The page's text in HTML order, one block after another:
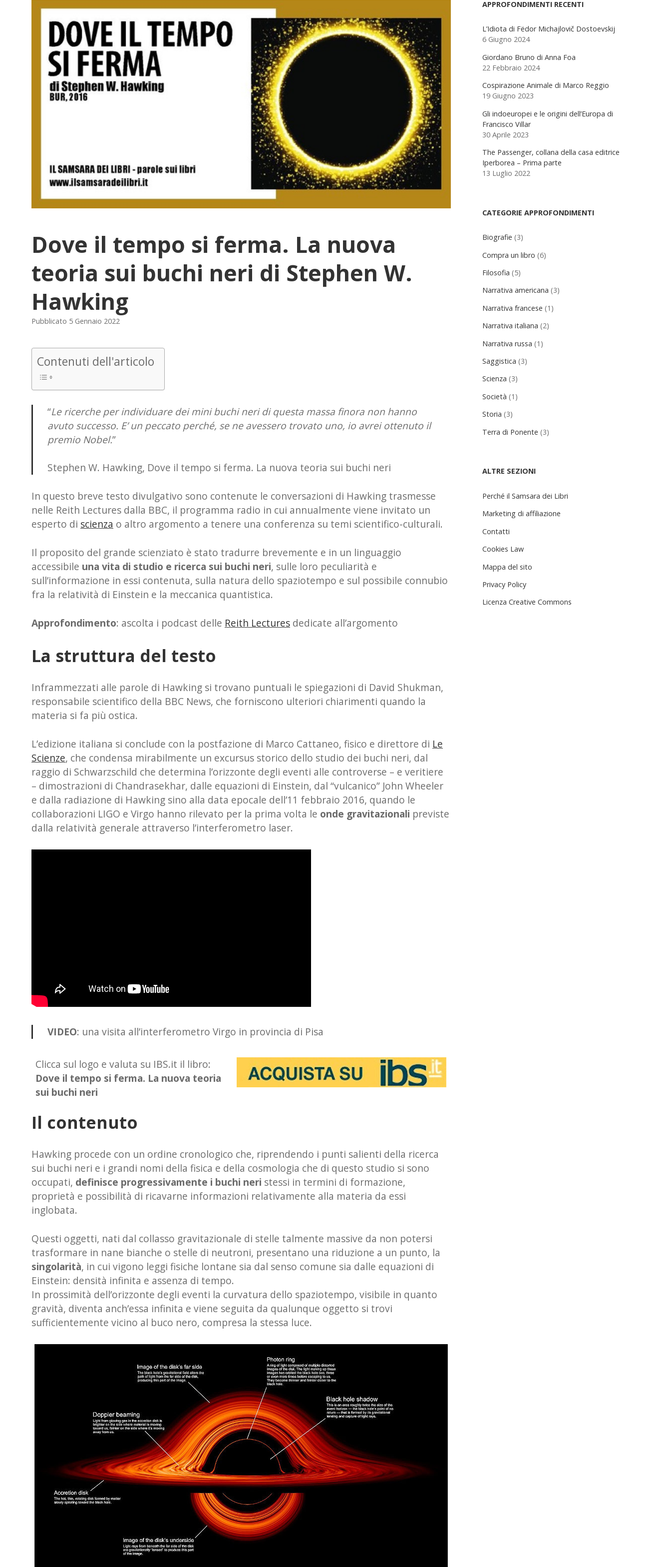
Dove il tempo si ferma. La nuova
teoria sui buchi neri di Stephen W.
Hawking
Pubblicato 5 Gennaio 2022
Contenuti dell'articolo
“Le ricerche per individuare dei mini buchi neri di questa massa finora non hanno
avuto successo. E’ un peccato perché, se ne avessero trovato uno, io avrei ottenuto il
premio Nobel.”
Stephen W. Hawking, Dove il tempo si ferma. La nuova teoria sui buchi neri
In questo breve testo divulgativo sono contenute le conversazioni di Hawking trasmesse
nelle Reith Lectures dalla BBC, il programma radio in cui annualmente viene invitato un
esperto di scienza o altro argomento a tenere una conferenza su temi scientifico-culturali.
Il proposito del grande scienziato è stato tradurre brevemente e in un linguaggio
accessibile una vita di studio e ricerca sui buchi neri, sulle loro peculiarità e
sull’informazione in essi contenuta, sulla natura dello spaziotempo e sul possibile connubio
fra la relatività di Einstein e la meccanica quantistica.
Approfondimento: ascolta i podcast delle Reith Lectures dedicate all’argomento
La struttura del testo
Inframmezzati alle parole di Hawking si trovano puntuali le spiegazioni di David Shukman,
responsabile scientifico della BBC News, che forniscono ulteriori chiarimenti quando la
materia si fa più ostica.
L’edizione italiana si conclude con la postfazione di Marco Cattaneo, fisico e direttore di Le
Scienze, che condensa mirabilmente un excursus storico dello studio dei buchi neri, dal
raggio di Schwarzschild che determina l’orizzonte degli eventi alle controverse – e veritiere
– dimostrazioni di Chandrasekhar, dalle equazioni di Einstein, dal “vulcanico” John Wheeler
e dalla radiazione di Hawking sino alla data epocale dell’11 febbraio 2016, quando le
collaborazioni LIGO e Virgo hanno rilevato per la prima volta le onde gravitazionali previste
dalla relatività generale attraverso l’interferometro laser.
VIDEO: una visita all’interferometro Virgo in provincia di Pisa
Clicca sul logo e valuta su IBS.it il libro:
Dove il tempo si ferma. La nuova teoria
sui buchi neri
Il contenuto
Hawking procede con un ordine cronologico che, riprendendo i punti salienti della ricerca
sui buchi neri e i grandi nomi della fisica e della cosmologia che di questo studio si sono
occupati, definisce progressivamente i buchi neri stessi in termini di formazione,
proprietà e possibilità di ricavarne informazioni relativamente alla materia da essi
inglobata.
Questi oggetti, nati dal collasso gravitazionale di stelle talmente massive da non potersi
trasformare in nane bianche o stelle di neutroni, presentano una riduzione a un punto, la
singolarità, in cui vigono leggi fisiche lontane sia dal senso comune sia dalle equazioni di
Einstein: densità infinita e assenza di tempo.
In prossimità dell’orizzonte degli eventi la curvatura dello spaziotempo, visibile in quanto
gravità, diventa anch’essa infinita e viene seguita da qualunque oggetto si trovi
sufficientemente vicino al buco nero, compresa la stessa luce.
Sidebar
APPROFONDIMENTI RECENTI
L’Idiota di Fëdor Michajlovič Dostoevskij
6 Giugno 2024
Giordano Bruno di Anna Foa
22 Febbraio 2024
Cospirazione Animale di Marco Reggio
19 Giugno 2023
Gli indoeuropei e le origini dell’Europa di
Francisco Villar
30 Aprile 2023
The Passenger, collana della casa editrice
Iperborea – Prima parte
13 Luglio 2022
CATEGORIE APPROFONDIMENTI
Biografie (3)
Compra un libro (6)
Filosofia (5)
Narrativa americana (3)
Narrativa francese (1)
Narrativa italiana (2)
Narrativa russa (1)
Saggistica (3)
Scienza (3)
Società (1)
Storia (3)
Terra di Ponente (3)
ALTRE SEZIONI
Perché il Samsara dei Libri
Marketing di affiliazione
Contatti
Cookies Law
Mappa del sito
Privacy Policy
Licenza Creative Commons